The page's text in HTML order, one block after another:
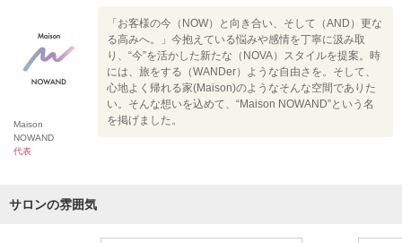
Maison
NOWAND
代表
「お客様の今（NOW）と向き合い、そして（AND）更な
る高みへ。」今抱えている悩みや感情を丁寧に汲み取
り、“今”を活かした新たな（NOVA）スタイルを提案。時
には、旅をする（WANDer）ような自由さを。そして、
心地よく帰れる家(Maison)のようなそんな空間でありた
い。そんな想いを込めて、“Maison NOWAND”という名
を掲げました。
サロンの雰囲気